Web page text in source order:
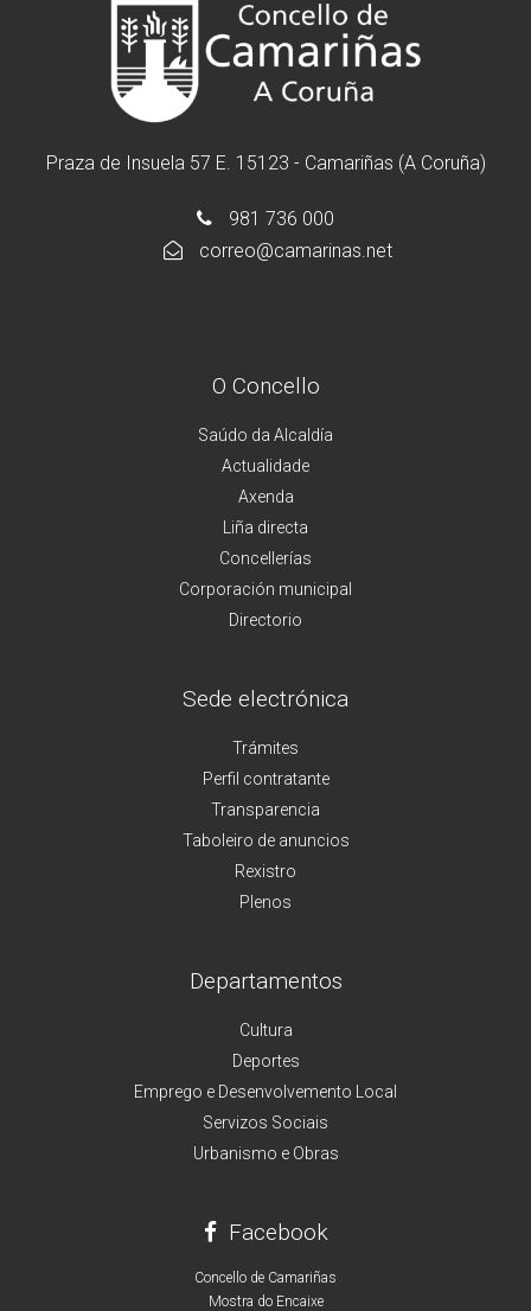
Praza de Insuela 57 E. 15123 - Camariñas (A Coruña)
981 736 000
correo@camarinas.net
O Concello
Saúdo da Alcaldía
Actualidade
Axenda
Liña directa
Concellerías
Corporación municipal
Directorio
Sede electrónica
Trámites
Perfil contratante
Transparencia
Taboleiro de anuncios
Rexistro
Plenos
Departamentos
Cultura
Deportes
Emprego e Desenvolvemento Local
Servizos Sociais
Urbanismo e Obras
Facebook
Concello de Camariñas
Mostra do Encaixe